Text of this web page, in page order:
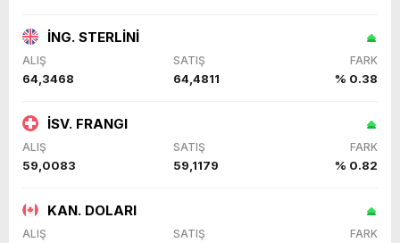
İNG. STERLİNİ
ALIŞ SATIŞ FARK
64,3468 64,4811 % 0.38
İSV. FRANGI
ALIŞ SATIŞ FARK
59,0083 59,1179 % 0.82
KAN. DOLARI
ALIŞ SATIŞ FARK